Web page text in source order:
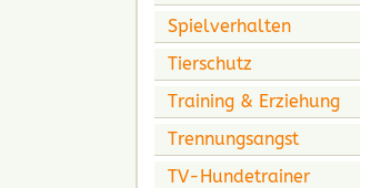
Spielverhalten
Tierschutz
Training & Erziehung
Trennungsangst
TV-Hundetrainer